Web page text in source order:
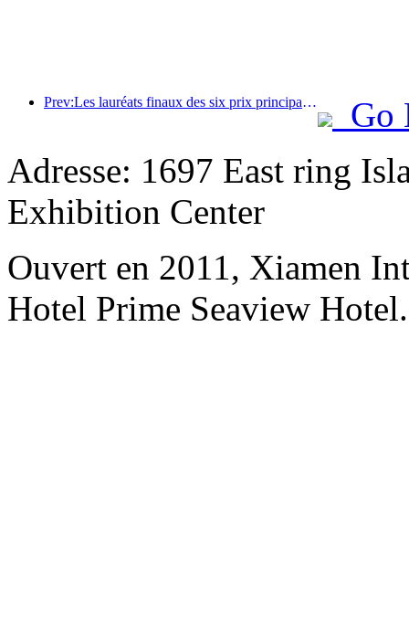
Prev:Les lauréats finaux des six prix principaux ont été annoncés, et plus d'une centaine d'hôtels et d'entreprises reçoivent des prix annuels !
Go
Adresse: 1697 East ring
Exhibition Center
Ouvert en 2011, Xiamen
Hotel Prime Seaview Hotel.